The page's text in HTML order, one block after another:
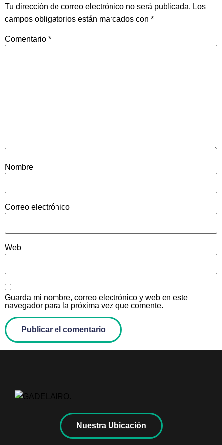
Tu dirección de correo electrónico no será publicada. Los
campos obligatorios están marcados con *
Comentario *
Nombre
Correo electrónico
Web
Guarda mi nombre, correo electrónico y web en este
navegador para la próxima vez que comente.
Nuestra Ubicación